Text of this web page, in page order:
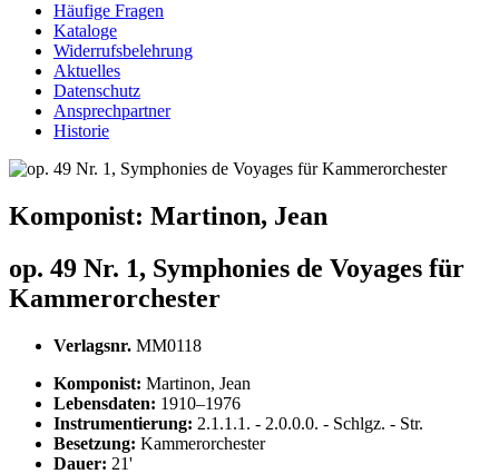
Häufige Fragen
Kataloge
Widerrufsbelehrung
Aktuelles
Datenschutz
Ansprechpartner
Historie
Komponist: Martinon, Jean
op. 49 Nr. 1, Symphonies de Voyages für
Kammerorchester
Verlagsnr. MM0118
Komponist: Martinon, Jean
Lebensdaten: 1910–1976
Instrumentierung: 2.1.1.1. - 2.0.0.0. - Schlgz. - Str.
Besetzung: Kammerorchester
Dauer: 21'